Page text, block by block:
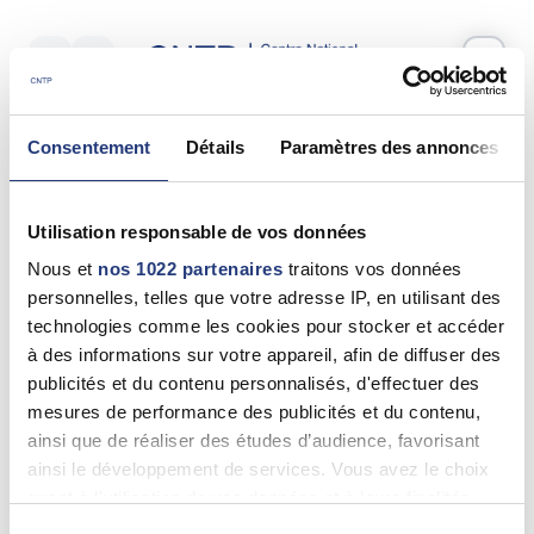
Consentement Détails Paramètres des annonces
Utilisation responsable de vos données
Nous et nos 1022 partenaires traitons vos données
personnelles, telles que votre adresse IP, en utilisant des
technologies comme les cookies pour stocker et accéder
à des informations sur votre appareil, afin de diffuser des
publicités et du contenu personnalisés, d'effectuer des
mesures de performance des publicités et du contenu,
ainsi que de réaliser des études d’audience, favorisant
ainsi le développement de services. Vous avez le choix
Votre test psychotechnique
Samedi 16 Mai 2026à12:25
Nom *
Prénom(s) *
Email *